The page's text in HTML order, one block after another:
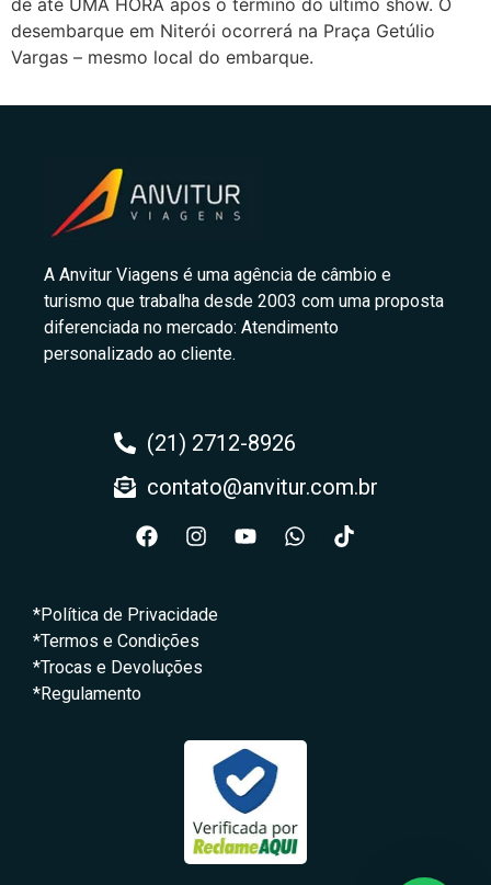
desembarque em Niterói ocorrerá na Praça Getúlio
Vargas – mesmo local do embarque.
A Anvitur Viagens é uma agência de câmbio e
turismo que trabalha desde 2003 com uma proposta
diferenciada no mercado: Atendimento
personalizado ao cliente.
(21) 2712-8926
contato@anvitur.com.br
*Política de Privacidade
*Termos e Condições
*Trocas e Devoluções
*Regulamento